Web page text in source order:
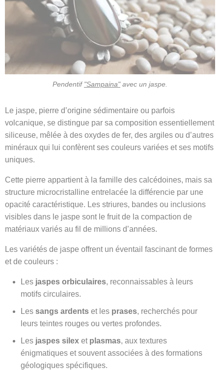
Pendentif "Sampaina"avec un jaspe.
Le jaspe, pierre d’origine sédimentaire ou parfois
volcanique, se distingue par sa composition essentiellement
siliceuse, mêlée à des oxydes de fer, des argiles ou d’autres
minéraux qui lui confèrent ses couleurs variées et ses motifs
uniques.
Cette pierre appartient à la famille des calcédoines, mais sa
structure microcristalline entrelacée la différencie par une
opacité caractéristique. Les striures, bandes ou inclusions
visibles dans le jaspe sont le fruit de la compaction de
matériaux variés au fil de millions d’années.
Les variétés de jaspe offrent un éventail fascinant de formes
et de couleurs :
Les jaspes orbiculaires, reconnaissables à leurs
motifs circulaires.
Les sangs ardents et les prases, recherchés pour
leurs teintes rouges ou vertes profondes.
Les jaspes silex et plasmas, aux textures
énigmatiques et souvent associées à des formations
géologiques spécifiques.